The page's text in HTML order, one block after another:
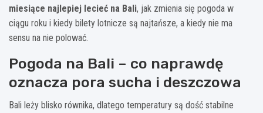
miesiące najlepiej lecieć na Bali, jak zmienia się pogoda w
ciągu roku i kiedy bilety lotnicze są najtańsze, a kiedy nie ma
sensu na nie polować.
Pogoda na Bali – co naprawdę
oznacza pora sucha i deszczowa
Bali leży blisko równika, dlatego temperatury są dość stabilne